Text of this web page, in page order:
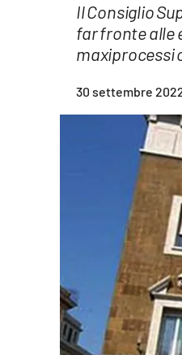
Il Consiglio
far fronte alle
maxiprocessi
30 settembre